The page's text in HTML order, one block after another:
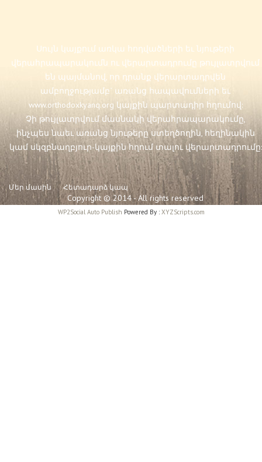
Սույն կայքում առկա հոդվածների եւ նյութերի
վերահրապարակումն ու վերարտադրումը թույլատրվում
են պայմանով, որ դրանք վերարտադրվեն
ամբողջությամբ` առանց հապավումների եւ
www.orthodoxkyanq.org կայքին պարտադիր հղումով:
Չի թույլատրվում մասնակի վերահրապարակումը,
ինչպես նաեւ առանց նյութերը ստեղծողին, հեղինակին
կամ սկզբնաղբյուր-կայքին հղում տալու վերարտադրումը:
Մեր մասին Հետադարձ կապ
Copyright © 2014 - All rights reserved
WP2Social Auto Publish Powered By :XYZScripts.com